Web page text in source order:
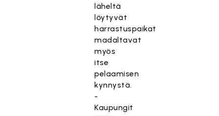
läheltä
löytyvät
harrastuspaikat
madaltavat
myös
itse
pelaamisen
kynnystä.
-
Kaupungit